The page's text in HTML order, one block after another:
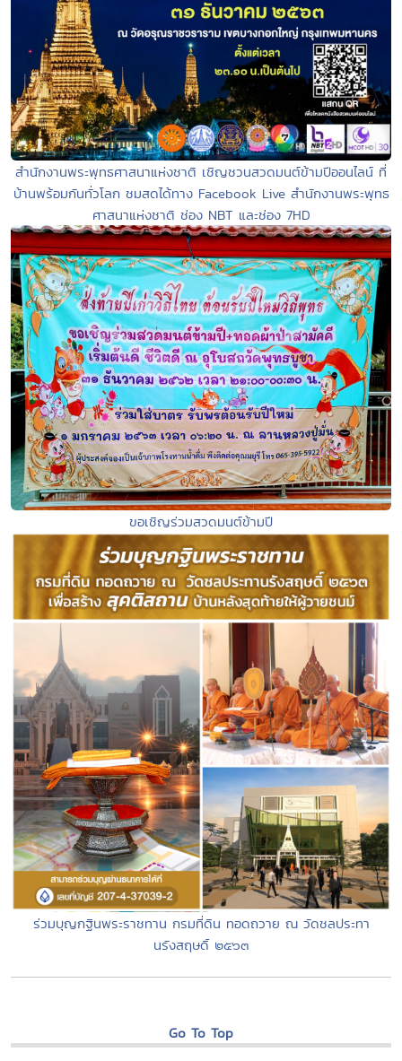
สำนักงานพระพุทธศาสนาแห่งชาติ เชิญชวนสวดมนต์ข้ามปีออนไลน์ ที่
บ้านพร้อมกันทั่วโลก ชมสดได้ทาง Facebook Live สำนักงานพระพุทธ
ศาสนาแห่งชาติ ช่อง NBT และช่อง 7HD
ขอเชิญร่วมสวดมนต์ข้ามปี
ร่วมบุญกฐินพระราชทาน กรมที่ดิน ทอดถวาย ณ วัดชลประทา
นรังสฤษดิ์ ๒๕๖๓
Go To Top